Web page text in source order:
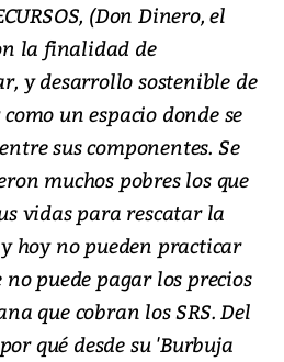
(Don Dinero, el
la finalidad de
y desarrollo sostenible de
un espacio donde se
sus componentes. Se
muchos pobres los que
vidas para rescatar la
hoy no pueden practicar
puede pagar los precios
que cobran los SRS. Del
qué desde su 'Burbuja